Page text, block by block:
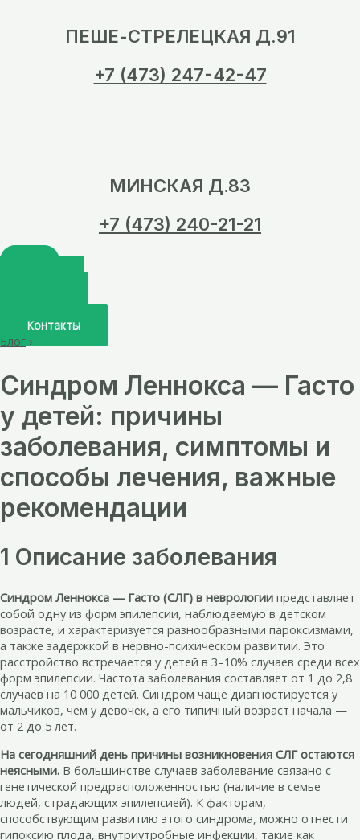
ПЕШЕ-СТРЕЛЕЦКАЯ Д.91
+7 (473) 247-42-47
МИНСКАЯ Д.83
+7 (473) 240-21-21
Контакты
Блог ›
Синдром Леннокса — Гасто
у детей: причины
заболевания, симптомы и
способы лечения, важные
рекомендации
1 Описание заболевания
Синдром Леннокса — Гасто (СЛГ) в неврологии представляет
собой одну из форм эпилепсии, наблюдаемую в детском
возрасте, и характеризуется разнообразными пароксизмами,
а также задержкой в нервно-психическом развитии. Это
расстройство встречается у детей в 3–10% случаев среди всех
форм эпилепсии. Частота заболевания составляет от 1 до 2,8
случаев на 10 000 детей. Синдром чаще диагностируется у
мальчиков, чем у девочек, а его типичный возраст начала —
от 2 до 5 лет.
На сегодняшний день причины возникновения СЛГ остаются
неясными. В большинстве случаев заболевание связано с
генетической предрасположенностью (наличие в семье
людей, страдающих эпилепсией). К факторам,
способствующим развитию этого синдрома, можно отнести
гипоксию плода, внутриутробные инфекции, такие как